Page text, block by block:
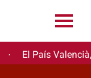
· El País